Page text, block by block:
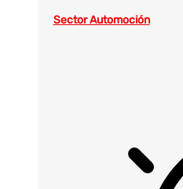
Sector Automoción